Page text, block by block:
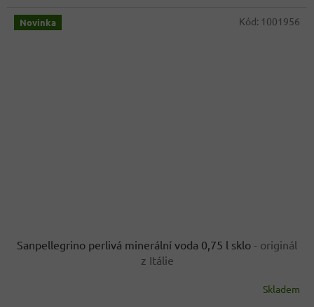
Novinka
Sanpellegrino perlivá minerální voda 0,75 l sklo - originál
z Itálie
Skladem
Kód: 1001956